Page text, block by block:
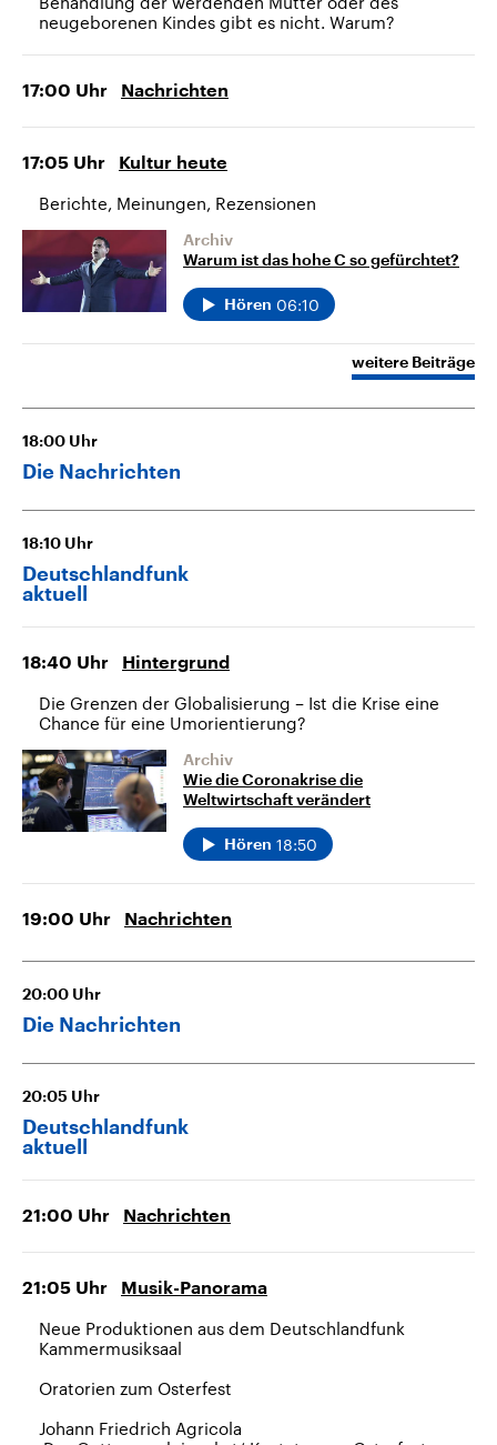
neugeborenen Kindes gibt es nicht. Warum?
17:00 Uhr Nachrichten
17:05 Uhr Kultur heute
Berichte, Meinungen, Rezensionen
Archiv
Warum ist das hohe C so gefürchtet?
Hören 06:10
weitere Beiträge
18:00 Uhr
Die Nachrichten
18:10 Uhr
Deutschlandfunk
aktuell
18:40 Uhr Hintergrund
Die Grenzen der Globalisierung – Ist die Krise eine
Chance für eine Umorientierung?
Archiv
Wie die Coronakrise die
Weltwirtschaft verändert
Hören 18:50
19:00 Uhr Nachrichten
20:00 Uhr
Die Nachrichten
20:05 Uhr
Deutschlandfunk
aktuell
21:00 Uhr Nachrichten
21:05 Uhr Musik-Panorama
Neue Produktionen aus dem Deutschlandfunk
Kammermusiksaal
Oratorien zum Osterfest
Johann Friedrich Agricola